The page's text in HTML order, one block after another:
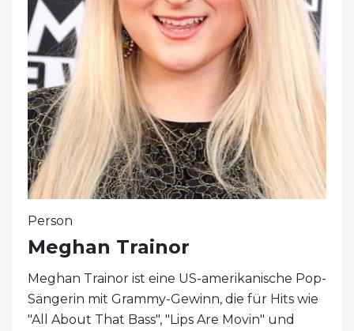
Person
Meghan Trainor
Meghan Trainor ist eine US-amerikanische Pop-
Sängerin mit Grammy-Gewinn, die für Hits wie
"All About That Bass", "Lips Are Movin" und